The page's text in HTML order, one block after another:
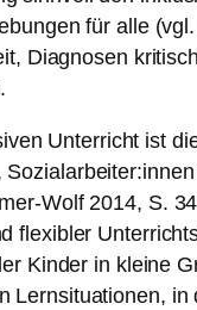
für alle
Diagnosen
Unterricht ist
Wolf 2014, S.
flexibler
Kinder in kleine
Lernsituationen,